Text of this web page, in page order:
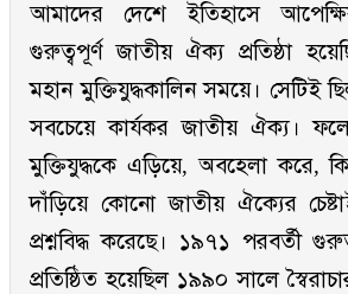
আমাদের দেশে ইতিহাসে
গুরুত্বপূর্ণ জাতীয় ঐক্য প্রতিষ্ঠা
মহান মুক্তিযুদ্ধকালিন সময়ে। সেটিই
সবচেয়ে কার্যকর জাতীয় ঐক্য।
মুক্তিযুদ্ধকে এড়িয়ে, অবহেলা করে,
দাঁড়িয়ে কোনো জাতীয় ঐক্যের
প্রশ্নবিদ্ধ করেছে। ১৯৭১ পরবর্তী
প্রতিষ্ঠিত হয়েছিল ১৯৯০ সালে